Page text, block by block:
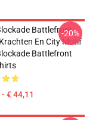
Battlefront
En City Motif
Battlefront
€ 44,11
-20%